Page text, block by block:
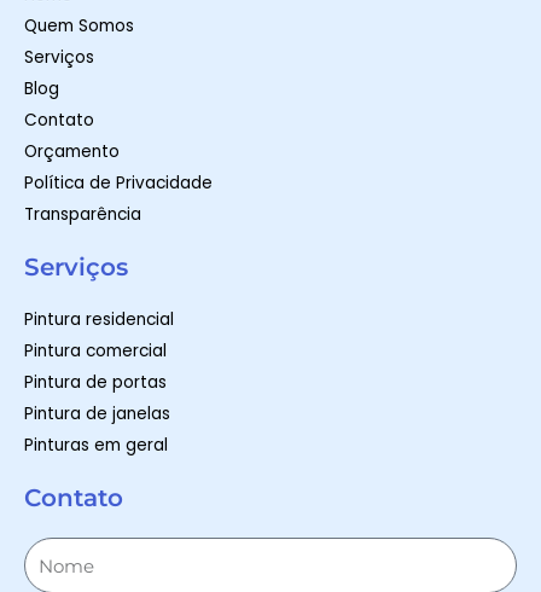
Quem Somos
Serviços
Blog
Contato
Orçamento
Política de Privacidade
Transparência
Serviços
Pintura residencial
Pintura comercial
Pintura de portas
Pintura de janelas
Pinturas em geral
Contato